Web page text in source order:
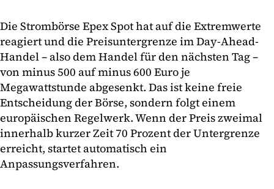
Die Strombörse Epex Spot hat auf die Extremwerte
reagiert und die Preisuntergrenze im Day-Ahead-
Handel – also dem Handel für den nächsten Tag –
von minus 500 auf minus 600 Euro je
Megawattstunde abgesenkt. Das ist keine freie
Entscheidung der Börse, sondern folgt einem
europäischen Regelwerk. Wenn der Preis zweimal
innerhalb kurzer Zeit 70 Prozent der Untergrenze
erreicht, startet automatisch ein
Anpassungsverfahren.